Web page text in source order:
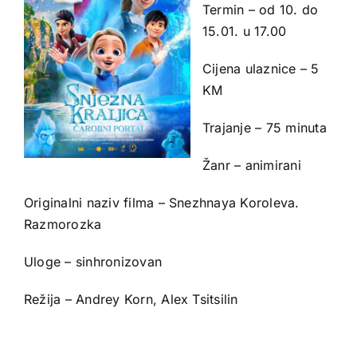
Termin – od 10. do
15.01. u 17.00
Cijena ulaznice – 5
KM
Trajanje – 75 minuta
Žanr – animirani
Originalni naziv filma – Snezhnaya Koroleva.
Razmorozka
Uloge – sinhronizovan
Režija – Andrey Korn, Alex Tsitsilin